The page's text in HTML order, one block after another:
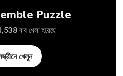
Puzzle
বার খেলা হয়েছে
খেলুন